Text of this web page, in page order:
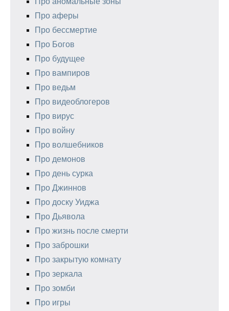
Про аферы
Про бессмертие
Про Богов
Про будущее
Про вампиров
Про ведьм
Про видеоблогеров
Про вирус
Про войну
Про волшебников
Про демонов
Про день сурка
Про Джиннов
Про доску Уиджа
Про Дьявола
Про жизнь после смерти
Про заброшки
Про закрытую комнату
Про зеркала
Про зомби
Про игры